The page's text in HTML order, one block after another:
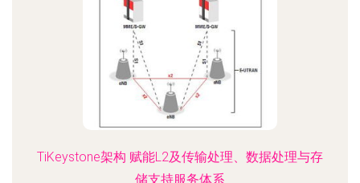
TiKeystone架构 赋能L2及传输处理、数据处理与存
储支持服务体系